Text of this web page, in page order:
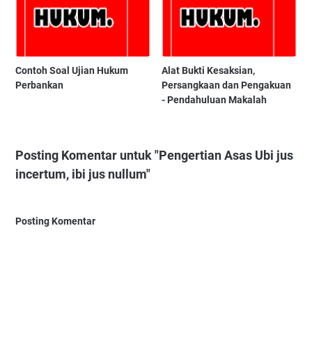
Contoh Soal Ujian Hukum
Perbankan
Alat Bukti Kesaksian,
Persangkaan dan Pengakuan
- Pendahuluan Makalah
Posting Komentar untuk "Pengertian Asas Ubi jus
incertum, ibi jus nullum"
Posting Komentar